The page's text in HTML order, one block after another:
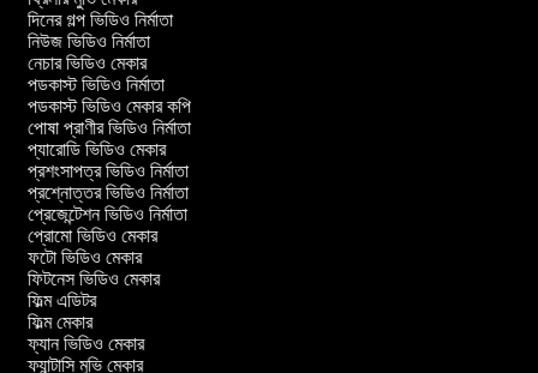
দিনের গল্প ভিডিও নির্মাতা
নিউজ ভিডিও নির্মাতা
নেচার ভিডিও মেকার
পডকাস্ট ভিডিও নির্মাতা
পডকাস্ট ভিডিও মেকার কপি
পোষা প্রাণীর ভিডিও নির্মাতা
প্যারোডি ভিডিও মেকার
প্রশংসাপত্র ভিডিও নির্মাতা
প্রশ্নোত্তর ভিডিও নির্মাতা
প্রেজেন্টেশন ভিডিও নির্মাতা
প্রোমো ভিডিও মেকার
ফটো ভিডিও মেকার
ফিটনেস ভিডিও মেকার
ফিল্ম এডিটর
ফিল্ম মেকার
ফ্যান ভিডিও মেকার
ফ্যান্টাসি মুভি মেকার